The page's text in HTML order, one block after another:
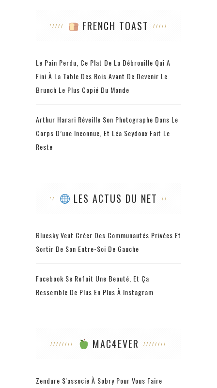
FRENCH TOAST
Le Pain Perdu, Ce Plat De La Débrouille Qui A
Fini À La Table Des Rois Avant De Devenir Le
Brunch Le Plus Copié Du Monde
Arthur Harari Réveille Son Photographe Dans Le
Corps D’une Inconnue, Et Léa Seydoux Fait Le
Reste
LES ACTUS DU NET
Bluesky Veut Créer Des Communautés Privées Et
Sortir De Son Entre-Soi De Gauche
Facebook Se Refait Une Beauté, Et Ça
Ressemble De Plus En Plus À Instagram
MAC4EVER
Zendure S'associe À Sobry Pour Vous Faire